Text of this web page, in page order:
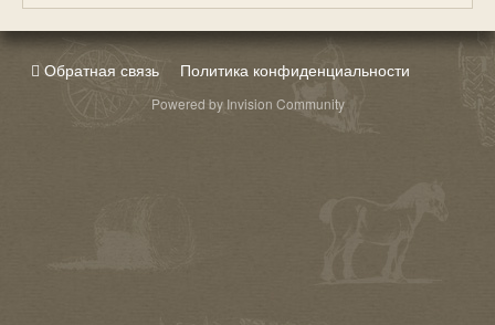
Обратная связь Политика конфиденциальности
Powered by Invision Community